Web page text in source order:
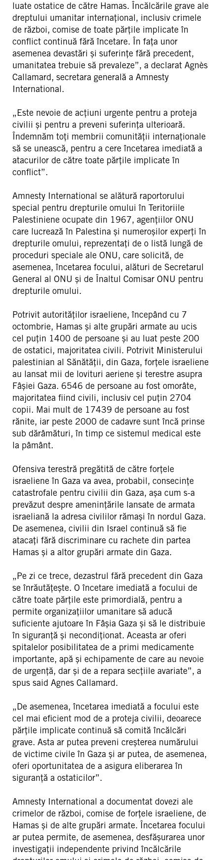
luate ostatice de către Hamas. Încălcările grave ale
dreptului umanitar internațional, inclusiv crimele
de război, comise de toate părțile implicate în
conflict continuă fără încetare. În fața unor
asemenea devastări și suferințe fără precedent,
umanitatea trebuie să prevaleze”, a declarat Agnès
Callamard, secretara generală a Amnesty
International.
„Este nevoie de acțiuni urgente pentru a proteja
civilii și pentru a preveni suferința ulterioară.
Îndemnăm toți membrii comunității internaționale
să se unească, pentru a cere încetarea imediată a
atacurilor de către toate părțile implicate în
conflict”.
Amnesty International se alătură raportorului
special pentru drepturile omului în Teritoriile
Palestiniene ocupate din 1967, agențiilor ONU
care lucrează în Palestina și numeroșilor experți în
drepturile omului, reprezentați de o listă lungă de
proceduri speciale ale ONU, care solicită, de
asemenea, încetarea focului, alături de Secretarul
General al ONU și de Înaltul Comisar ONU pentru
drepturile omului.
Potrivit autorităților israeliene, începând cu 7
octombrie, Hamas și alte grupări armate au ucis
cel puțin 1400 de persoane și au luat peste 200
de ostatici, majoritatea civili. Potrivit Ministerului
palestinian al Sănătății, din Gaza, forțele israeliene
au lansat mii de lovituri aeriene și terestre asupra
Fâșiei Gaza. 6546 de persoane au fost omorâte,
majoritatea fiind civili, inclusiv cel puțin 2704
copii. Mai mult de 17439 de persoane au fost
rănite, iar peste 2000 de cadavre sunt încă prinse
sub dărâmături, în timp ce sistemul medical este
la pâmânt.
Ofensiva terestră pregătită de către forțele
israeliene în Gaza va avea, probabil, consecințe
catastrofale pentru civilii din Gaza, așa cum s-a
prevăzut despre amenințările lansate de armata
israeliană la adresa civililor rămași în nordul Gaza.
De asemenea, civilii din Israel continuă să fie
atacați fără discriminare cu rachete din partea
Hamas și a altor grupări armate din Gaza.
„Pe zi ce trece, dezastrul fără precedent din Gaza
se înrăutățește. O încetare imediată a focului de
către toate părțile este primordială, pentru a
permite organizațiilor umanitare să aducă
suficiente ajutoare în Fâșia Gaza și să le distribuie
în siguranță și necondiționat. Aceasta ar oferi
spitalelor posibilitatea de a primi medicamente
importante, apă și echipamente de care au nevoie
de urgență, dar și de a repara secțiile avariate”, a
spus said Agnes Callamard.
„De asemenea, încetarea imediată a focului este
cel mai eficient mod de a proteja civilii, deoarece
părțile implicate continuă să comită încălcări
grave. Asta ar putea preveni creșterea numărului
de victime civile în Gaza și ar putea, de asemenea,
oferi oportunitatea de a asigura eliberarea în
siguranță a ostaticilor”.
Amnesty International a documentat dovezi ale
crimelor de război, comise de forțele israeliene, de
Hamas și de alte grupări armate. Încetarea focului
ar putea permite, de asemenea, desfășurarea unor
investigații independente privind încălcările